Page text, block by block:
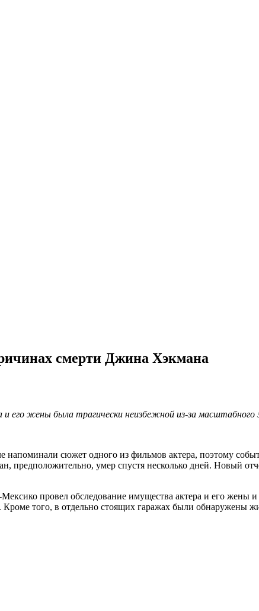
смерти Джина Хэкмана
жены была трагически неизбежной из-за масштабного
напоминали сюжет одного из фильмов актера, поэтому
предположительно, умер спустя несколько дней. Новый
провел обследование имущества актера и его
того, в отдельно стоящих гаражах были обнаружены